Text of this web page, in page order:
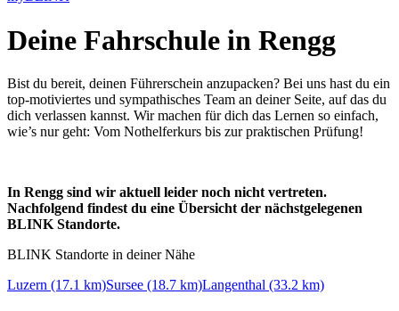
Deine Fahrschule in Rengg
Bist du bereit, deinen Führerschein anzupacken? Bei uns hast du ein
top-motiviertes und sympathisches Team an deiner Seite, auf das du
dich verlassen kannst. Wir machen für dich das Lernen so einfach,
wie’s nur geht: Vom Nothelferkurs bis zur praktischen Prüfung!
In Rengg sind wir aktuell leider noch nicht vertreten.
Nachfolgend findest du eine Übersicht der nächstgelegenen
BLINK Standorte.
BLINK Standorte in deiner Nähe
Luzern (17.1 km)Sursee (18.7 km)Langenthal (33.2 km)